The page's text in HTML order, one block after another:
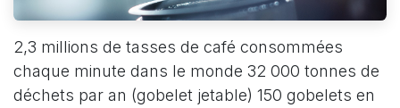
2,3 millions de tasses de café consommées
chaque minute dans le monde 32 000 tonnes de
déchets par an (gobelet jetable) 150 gobelets en